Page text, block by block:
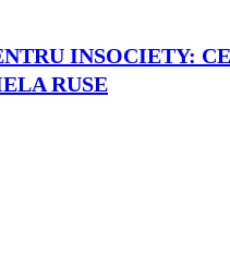
INSOCIETY:
RUSE